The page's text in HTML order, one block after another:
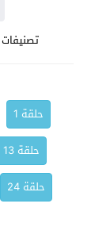
تصنيفات
حلقة 1
حلقة 13
حلقة 24